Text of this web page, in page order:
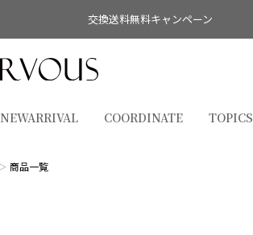
交換送料無料キャンペーン
NEWARRIVAL COORDINATE TOPICS
商品一覧